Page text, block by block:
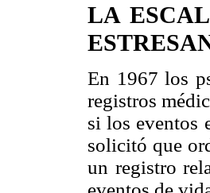
LA
En 1967 los
registros
si los eventos
solicitó que
un registro